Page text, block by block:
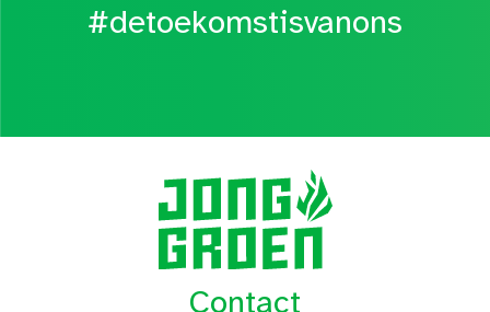
#detoekomstisvanons
Contact